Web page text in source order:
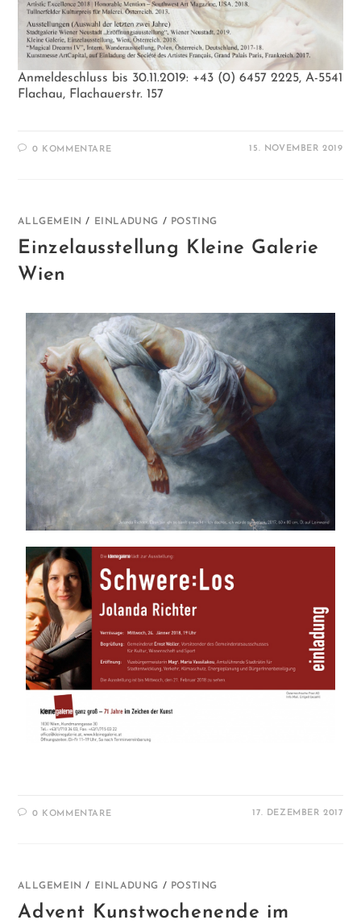
Anmeldeschluss bis 30.11.2019: +43 (0) 6457 2225, A-5541
Flachau, Flachauerstr. 157
0 KOMMENTARE 15. NOVEMBER 2019
ALLGEMEIN / EINLADUNG / POSTING
Einzelausstellung Kleine Galerie
Wien
0 KOMMENTARE 17. DEZEMBER 2017
ALLGEMEIN / EINLADUNG / POSTING
Advent Kunstwochenende im